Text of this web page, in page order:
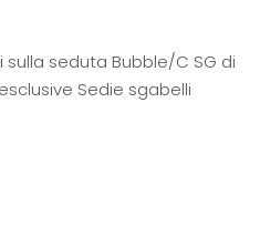
seduta Bubble/C SG di
Sedie sgabelli